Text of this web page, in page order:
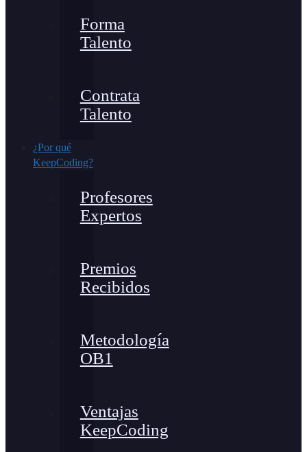
Forma
Talento
Contrata
Talento
¿Por qué
KeepCoding?
Profesores
Expertos
Premios
Recibidos
Metodología
OB1
Ventajas
KeepCoding